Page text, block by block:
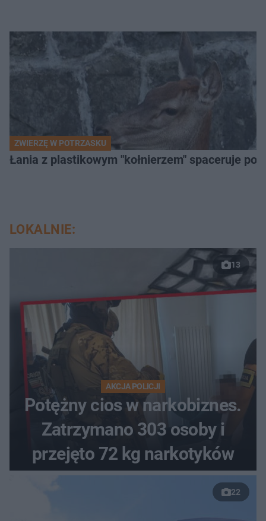
ZWIERZĘ W POTRZASKU
Łania z plastikowym "kołnierzem" spaceruje po
LOKALNIE:
13
AKCJA POLICJI
Potężny cios w narkobiznes.
Zatrzymano 303 osoby i
przejęto 72 kg narkotyków
22